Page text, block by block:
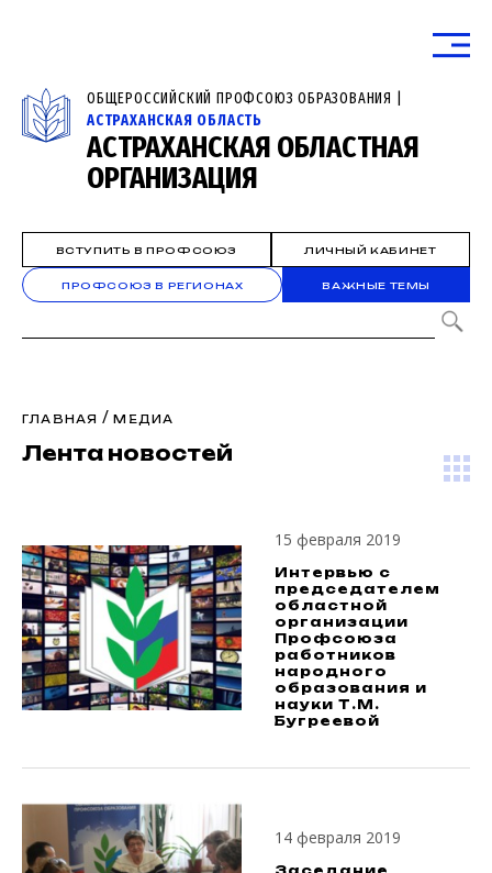
ОБЩЕРОССИЙСКИЙ ПРОФСОЮЗ ОБРАЗОВАНИЯ |
АСТРАХАНСКАЯ ОБЛАСТЬ
АСТРАХАНСКАЯ ОБЛАСТНАЯ
ОРГАНИЗАЦИЯ
ВСТУПИТЬ В ПРОФСОЮЗ ЛИЧНЫЙ КАБИНЕТ
ПРОФСОЮЗ В РЕГИОНАХ ВАЖНЫЕ ТЕМЫ
ГЛАВНАЯ /МЕДИА
Лента новостей
15 февраля 2019
Интервью с
председателем
областной
организации
Профсоюза
работников
народного
образования и
науки Т.М.
Бугреевой
14 февраля 2019
Заседание